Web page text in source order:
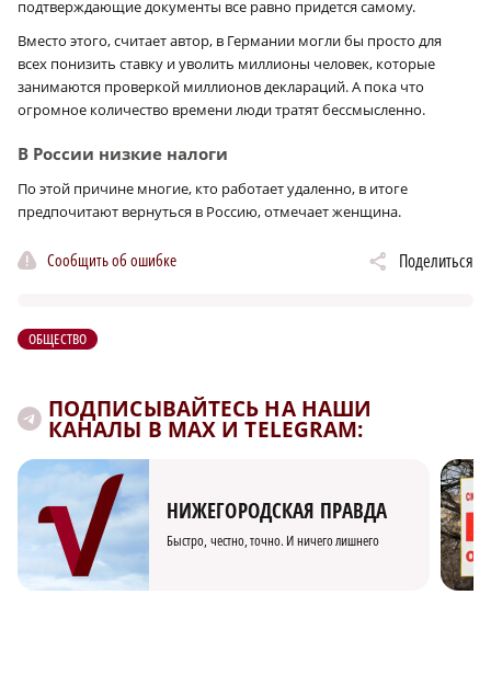
подтверждающие документы все равно придется самому.
Вместо этого, считает автор, в Германии могли бы просто для
всех понизить ставку и уволить миллионы человек, которые
занимаются проверкой миллионов деклараций. А пока что
огромное количество времени люди тратят бессмысленно.
В России низкие налоги
По этой причине многие, кто работает удаленно, в итоге
предпочитают вернуться в Россию, отмечает женщина.
Сообщить об ошибке Поделиться
ОБЩЕСТВО
ПОДПИСЫВАЙТЕСЬ НА НАШИ
КАНАЛЫ В MAX И TELEGRAM:
НИЖЕГОРОДСКАЯ ПРАВДА
Быстро, честно, точно. И ничего лишнего